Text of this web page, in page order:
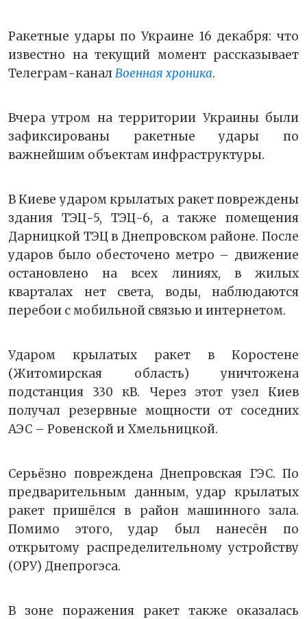
Ракетные удары по Украине 16 декабря: что
известно на текущий момент рассказывает
Телеграм-каналВоенная хроника.
Вчера утром на территории Украины были
зафиксированы ракетные удары по
важнейшим объектам инфраструктуры.
В Киеве ударом крылатых ракет повреждены
здания ТЭЦ-5, ТЭЦ-6, а также помещения
Дарницкой ТЭЦ в Днепровском районе. После
ударов было обесточено метро – движение
остановлено на всех линиях, в жилых
кварталах нет света, воды, наблюдаются
перебои с мобильной связью и интернетом.
Ударом крылатых ракет в Коростене
(Житомирская область) уничтожена
подстанция 330 кВ. Через этот узел Киев
получал резервные мощности от соседних
АЭС – Ровенской и Хмельницкой.
Серьёзно повреждена Днепровская ГЭС. По
предварительным данным, удар крылатых
ракет пришёлся в район машинного зала.
Помимо этого, удар был нанесён по
открытому распределительному устройству
(ОРУ) Днепрогэса.
В зоне поражения ракет также оказалась